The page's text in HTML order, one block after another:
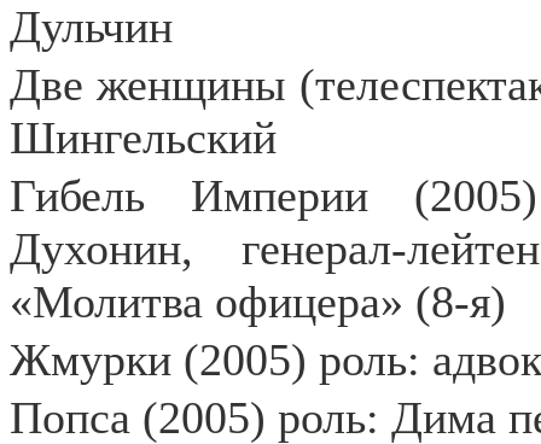
Дульчин
Две женщины
Шингельский
Гибель Империи
Духонин, генерал-
«Молитва офицера» (8-я)
Жмурки (2005) роль:
Попса (2005) роль: Дима